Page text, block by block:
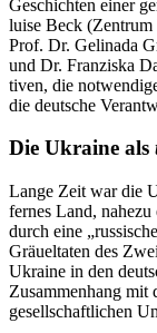
Geschich­ten einer
luise Beck
Prof. Dr. Gelinada
und Dr. Fran­ziska
tiven, die
die deutsche
Die Ukraine als
Lange Zeit war die
fernes Land, nahezu
durch eine
Gräuel­taten des
Ukraine in den
Zusam­menhang mit
gesell­schaft­lichen